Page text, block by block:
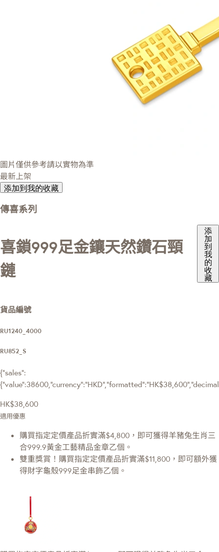
圖片僅供參考請以實物為準
最新上架
添加到我的收藏
傳喜系列
喜鎖999足金鑲天然鑽石頸
鏈
添
加
到
我
的
收
藏
貨品編號
RU1240_4000
RU852_S
{"sales":
HK$38,600
適用優惠
購買指定定價產品折實滿$4,800，即可獲得羊豬兔生肖三
合999.9黃金工藝精品金章乙個。
雙重獎賞！購買指定定價產品折實滿$11,800，即可額外獲
得財字龜殼999足金串飾乙個。